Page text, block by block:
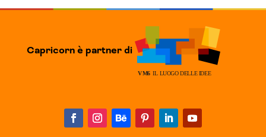
Capricorn è partner di